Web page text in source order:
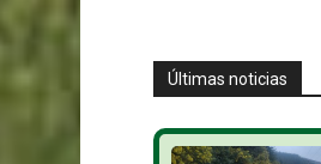
Últimas noticias